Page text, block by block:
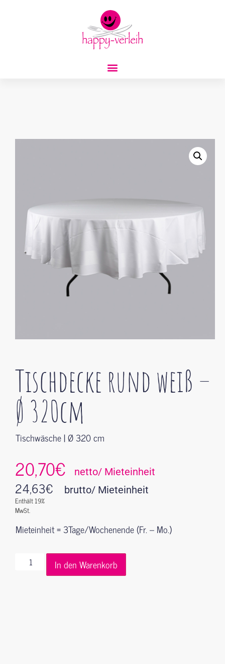
Tischdecke rund weiß –
Ø 320cm
Tischwäsche | Ø 320 cm
20,70€ netto/ Mieteinheit
24,63€
Enthält 19%
MwSt.
brutto/ Mieteinheit
Mieteinheit = 3Tage/Wochenende (Fr. – Mo.)
In den Warenkorb